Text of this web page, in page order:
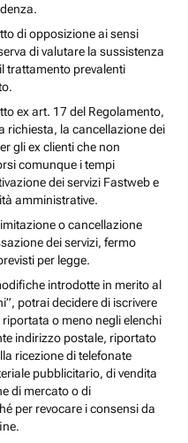
di opposizione ai sensi
di valutare la sussistenza
trattamento prevalenti
ex art. 17 del Regolamento,
richiesta, la cancellazione dei
gli ex clienti che non
comunque i tempi
dei servizi Fastweb e
amministrative.
o cancellazione
dei servizi, fermo
per legge.
introdotte in merito al
potrai decidere di iscrivere
o meno negli elenchi
indirizzo postale, riportato
ricezione di telefonate
pubblicitario, di vendita
di mercato o di
per revocare i consensi da